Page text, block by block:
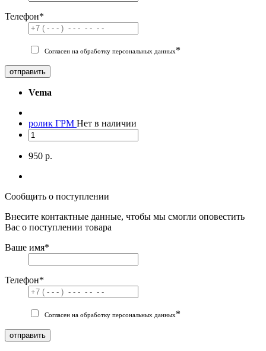
Телефон*
Согласен на обработку персональных данных*
отправить
Vema
ролик ГРМ Нет в наличии
950 р.
Сообщить о поступлении
Внесите контактные данные, чтобы мы смогли оповестить
Вас о поступлении товара
Ваше имя*
Телефон*
Согласен на обработку персональных данных*
отправить